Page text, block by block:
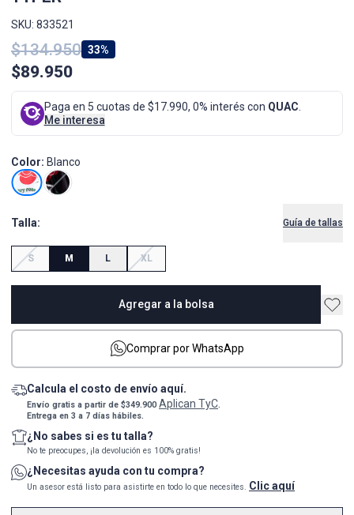
SKU: 833521
$134.950 33%
$89.950
Paga en 5 cuotas de $17.990, 0% interés con QUAC
Me interesa
Color: Blanco
Talla: Guía de tallas
S M L XL
Agregar a la bolsa
Comprar por WhatsApp
Calcula el costo de envío aquí.
Envío gratis a partir de $349.900Aplican TyC.
Entrega en 3 a 7 días hábiles.
¿No sabes si es tu talla?
No te preocupes, ¡la devolución es 100% gratis!
¿Necesitas ayuda con tu compra?
Un asesor está listo para asistirte en todo lo que necesites. Clic aquí